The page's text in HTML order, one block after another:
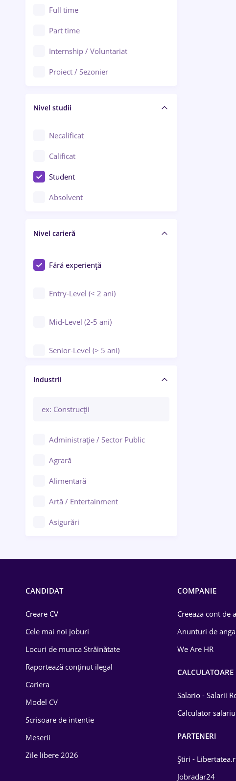
Arad
Baia Mare
Bârlad
Bistrița (Bistrița-Năsăud)
Au pair / Babysitter / Curățenie
Audit / Consultanță
Auto / Echipamente
Automatizări
Cercetare - dezvoltare
Chimie / Biochimie
Confecții / Design vestimentar
Construcții / Instalații
Controlul calității
Educație / Training / Arte
Full time
Part time
Internship / Voluntariat
Proiect / Sezonier
Nivel studii
Necalificat
Calificat
Student
Absolvent
Nivel carieră
Fără experiență
Entry-Level (< 2 ani)
Mid-Level (2-5 ani)
Senior-Level (> 5 ani)
Manager / Executiv
Industrii
Administrație / Sector Public
Agrară
Alimentară
Artă / Entertainment
Asigurări
Drept
Educație / Training
Energetică
Farma
CANDIDAT
Creare CV
Cele mai noi joburi
Locuri de munca Străinătate
Raportează conținut ilegal
Cariera
Model CV
Scrisoare de intentie
Meserii
Zile libere 2026
COMPANIE
Creeaza cont de
Anunturi de
We Are HR
CALCULATOARE
Salario - Salarii
Calculator salariu
PARTENERI
Știri -
Jobradar24